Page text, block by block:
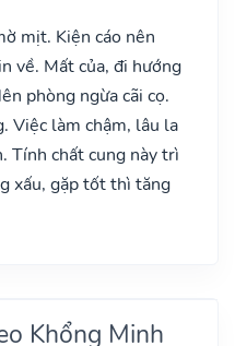
mịt. Kiện cáo nên
về. Mất của, đi hướng
phòng ngừa cãi cọ.
Việc làm chậm, lâu la
Tính chất cung này trì
xấu, gặp tốt thì tăng
Khổng Minh